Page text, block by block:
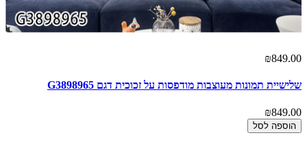
₪849.00
שלישיית תמונות מעוצבות מודפסות על זכוכית דגם G3898965
₪849.00
הוספה לסל